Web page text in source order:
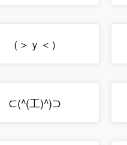
（＞ｙ＜）
⊂(^(工)^)⊃